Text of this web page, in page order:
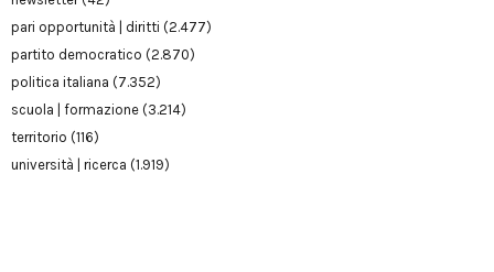
pari opportunità | diritti (2.477)
partito democratico (2.870)
politica italiana (7.352)
scuola | formazione (3.214)
territorio (116)
università | ricerca (1.919)